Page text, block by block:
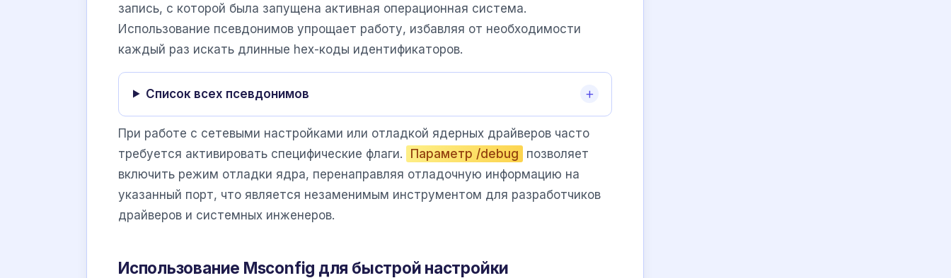
запись, с которой была запущена активная операционная система.
Использование псевдонимов упрощает работу, избавляя от необходимости
каждый раз искать длинные hex-коды идентификаторов.
Список всех псевдонимов
При работе с сетевыми настройками или отладкой ядерных драйверов часто
требуется активировать специфические флаги.
Параметр /debug
позволяет
включить режим отладки ядра, перенаправляя отладочную информацию на
указанный порт, что является незаменимым инструментом для разработчиков
драйверов и системных инженеров.
Использование Msconfig для быстрой настройки